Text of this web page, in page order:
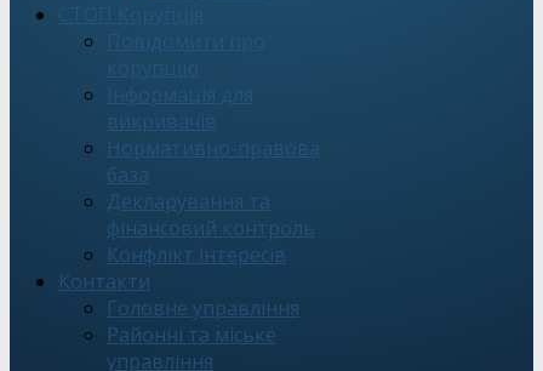
СТОП Корупція
Повідомити про
корупцію
Інформація для
викривачів
Нормативно-правова
база
Декларування та
фінансовий контроль
Конфлікт інтересів
Контакти
Головне управління
Районні та міське
управління